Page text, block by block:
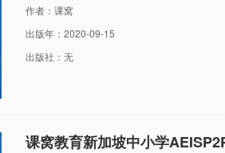
作者：课窝
出版年：2020-09-15
出版社：无
课窝教育新加坡中小学